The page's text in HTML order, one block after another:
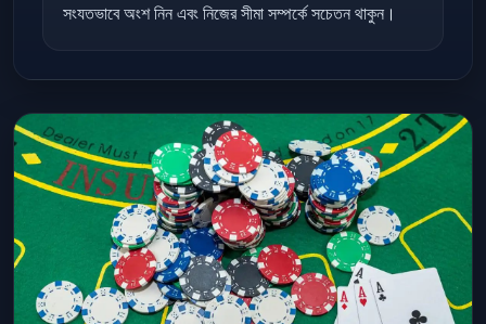
সংযতভাবে অংশ নিন এবং নিজের সীমা সম্পর্কে সচেতন থাকুন।